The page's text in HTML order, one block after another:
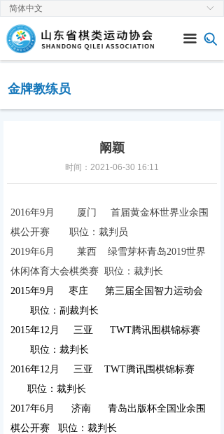
ꀅ
简体中文
끀
首页
关于协会
新闻中心
通知公告
棋类专栏
金牌教练员
时间： 2021-06-30 16:11
2016年9月 厦门 首届黄金杯世界业余围
棋公开赛 职位：裁判员
2019年6月 莱西 绿雪芽杯青岛2019世界
休闲体育大会棋类赛 职位：裁判长
2015年9月 枣庄 第三届全国智力运动会
职位：副裁判长
2015年12月 三亚 TWT腾讯围棋锦标赛
职位：裁判长
2016年12月
三亚 TWT腾讯围棋锦标赛
职位：裁判长
2017年6月 济南 青岛出版杯全国业余围
棋公开赛 职位：裁判长
阚颖